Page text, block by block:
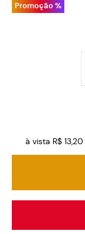
Promoção %
à vista R$ 13,20